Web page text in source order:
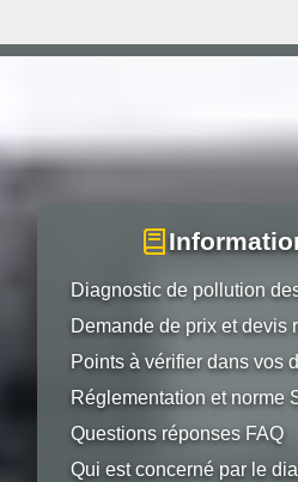
Diagnostic de pollution
Demande de prix et devis
Points à vérifier dans vos
Réglementation et norme
Questions réponses FAQ
Qui est concerné par le